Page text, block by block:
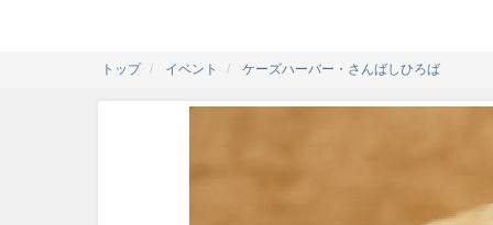
トップ イベント ケーズハーバー・さんばしひろば